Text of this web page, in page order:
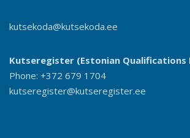
kutsekoda@kutsekoda.ee
Kutseregister (Estonian Qualifications
Phone: +372 679 1704
kutseregister@kutseregister.ee